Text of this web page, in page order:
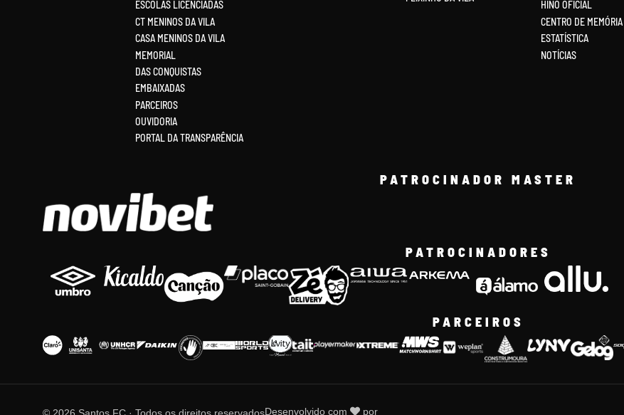
ESCOLAS LICENCIADAS
CT MENINOS DA VILA
CASA MENINOS DA VILA
MEMORIAL
DAS CONQUISTAS
EMBAIXADAS
PARCEIROS
OUVIDORIA
PORTAL DA TRANSPARÊNCIA
HINO OFICIAL
CENTRO DE
ESTATÍSTICA
NOTÍCIAS
PATROCINADOR MASTER
PATROCINADORES
PARCEIROS
Desenvolvido com por